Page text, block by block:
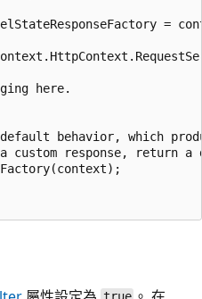
=
here.
behavior, which
custom response, return